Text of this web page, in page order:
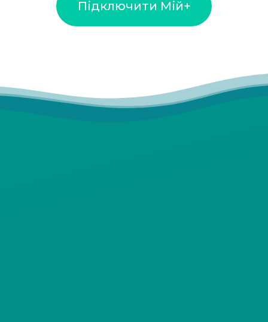
Підключити Мій+